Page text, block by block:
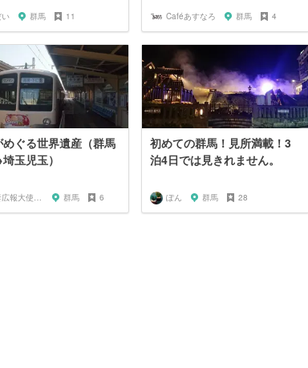
群馬 11 Caféあすなろ 群馬 4
ぐる世界遺産（群馬
玉児玉）
転妻広報大使～TKT48 群馬 6
初めての群馬！見所満載！3
泊4日では見きれません。
ぽん 群馬 28